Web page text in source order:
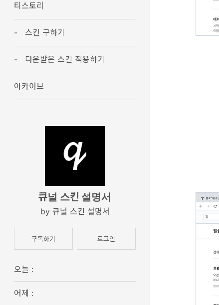
티스토리
스킨 구하기
다운받은 스킨 적용하기
아카이브
큐널 스킨 설명서
큐널 스킨 설명서
구독하기 로그인
오늘 :
어제 :